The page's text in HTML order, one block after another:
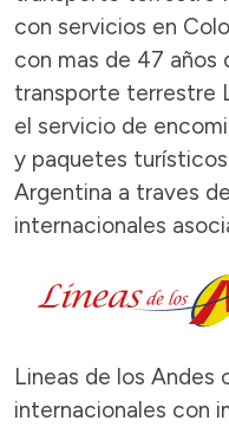
con servicios en
con mas de 47 años
transporte terrestre
el servicio de
y paquetes turísticos
Argentina a traves
internacionales
Lineas de los Andes
internacionales con